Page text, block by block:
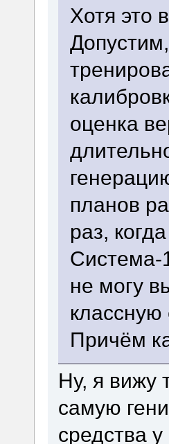
Хотя это
оценка
планов
раз,
Система-
не могу
классную
Причём
Ну, я вижу
самую
средства